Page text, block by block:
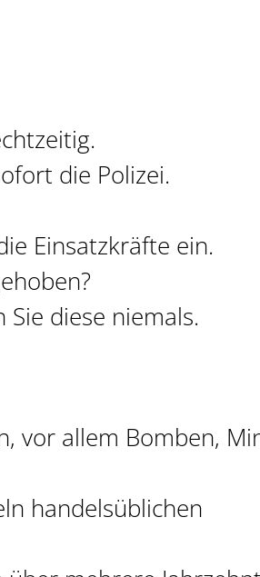
die Polizei.
Einsatzkräfte ein.
diese niemals.
vor allem Bomben,
handelsüblichen